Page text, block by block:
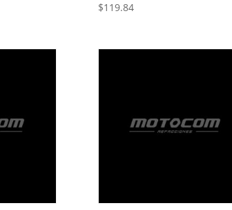
$119.84